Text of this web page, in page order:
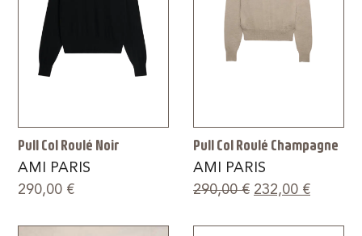
Pull Col Roulé Noir
AMI PARIS
290,00 €
Pull Col Roulé Champagne
AMI PARIS
290,00€ 232,00 €